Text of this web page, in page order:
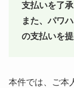
支払いを了承
また、パワ
の支払いを
本件では、ご本